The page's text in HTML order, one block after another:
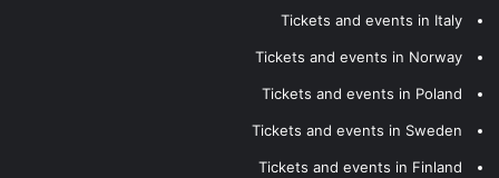
Tickets and events in Italy
Tickets and events in Norway
Tickets and events in Poland
Tickets and events in Sweden
Tickets and events in Finland